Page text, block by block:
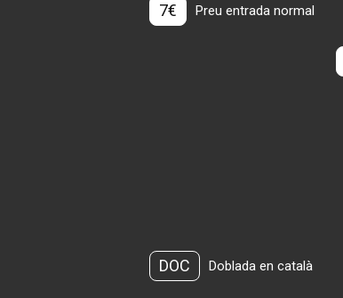
7€ Preu entrada normal
DOC Doblada en català